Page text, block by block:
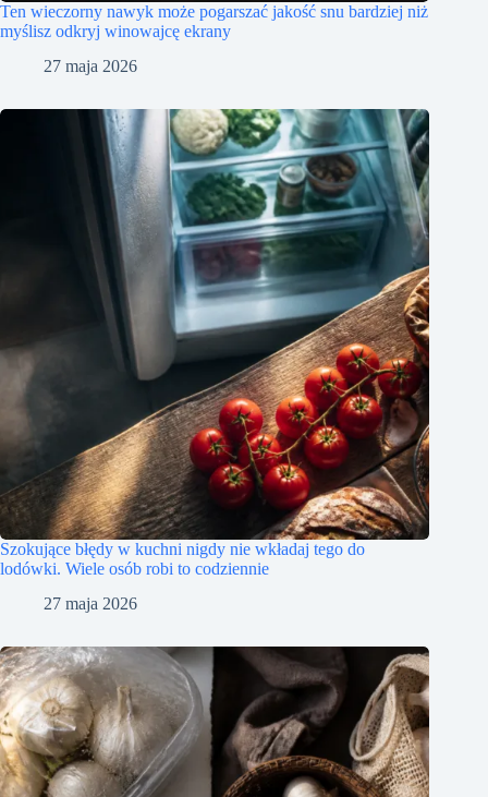
Ten wieczorny nawyk może pogarszać jakość snu bardziej niż
myślisz odkryj winowajcę ekrany
27 maja 2026
Szokujące błędy w kuchni nigdy nie wkładaj tego do
lodówki. Wiele osób robi to codziennie
27 maja 2026